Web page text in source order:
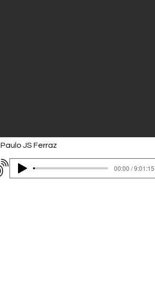
Paulo JS Ferraz
00:00 / 9:01:15